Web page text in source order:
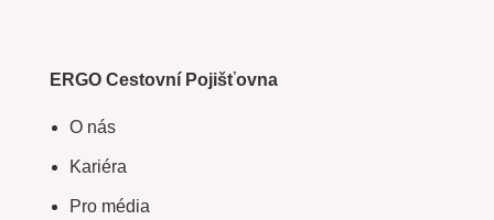
ERGO Cestovní Pojišťovna
O nás
Kariéra
Pro média